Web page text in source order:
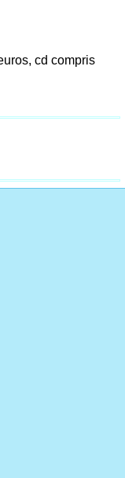
cd compris